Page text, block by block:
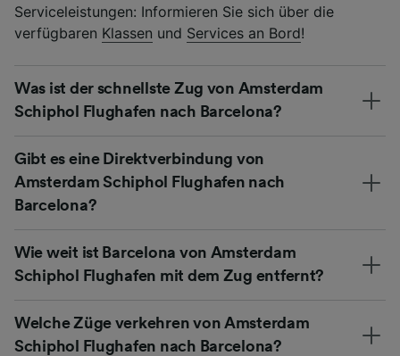
Serviceleistungen: Informieren Sie sich über die
verfügbaren Klassen und Services an Bord!
Was ist der schnellste Zug von Amsterdam
Schiphol Flughafen nach Barcelona?
Gibt es eine Direktverbindung von
Amsterdam Schiphol Flughafen nach
Barcelona?
Wie weit ist Barcelona von Amsterdam
Schiphol Flughafen mit dem Zug entfernt?
Welche Züge verkehren von Amsterdam
Schiphol Flughafen nach Barcelona?